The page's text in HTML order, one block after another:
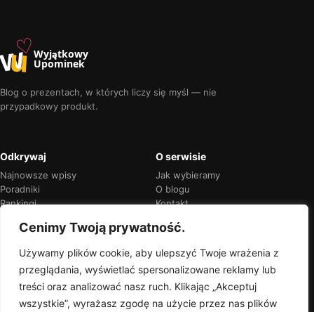
Cenimy Twoją prywatność.
Używamy plików cookie, aby ulepszyć Twoje wrażenia z
przeglądania, wyświetlać spersonalizowane reklamy lub
treści oraz analizować nasz ruch. Klikając „Akceptuj
wszystkie”, wyrażasz zgodę na użycie przez nas plików
u♡Wyjątkowy
Upominek
Blog o prezentach, w których liczy się myśl — nie
przypadkowy produkt.
Odkrywaj
Najnowsze wpisy
Poradniki
Rankingi
O serwisie
Jak wybieramy
O blogu
Kontakt
Przejrzyste rekomendacje
zawsze oznaczymy je wprost.